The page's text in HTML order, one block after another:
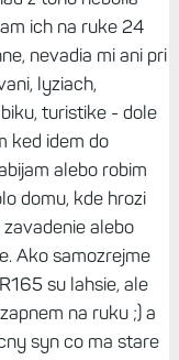
som F8 solar
a neriesil. Pri
roznych hodiniek
nieco najde. Inak
to riesenie
- to mate 50 kg
ze 30-40 g
riesite?
namahu na jednu
z toho nebolia
ich na ruke 24
nevadia mi ani pri